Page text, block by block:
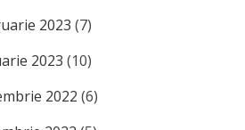
2023 (7)
2023 (10)
2022 (6)